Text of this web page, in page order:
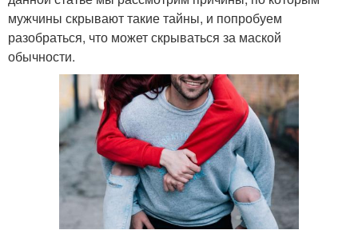
мужчины скрывают такие тайны, и попробуем
разобраться, что может скрываться за маской
обычности.